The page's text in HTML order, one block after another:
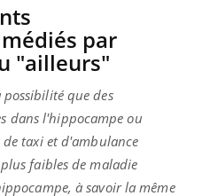
par
"ailleurs"
que des
dans l'hippocampe ou
taxi et d'ambulance
faibles de maladie
à savoir la même